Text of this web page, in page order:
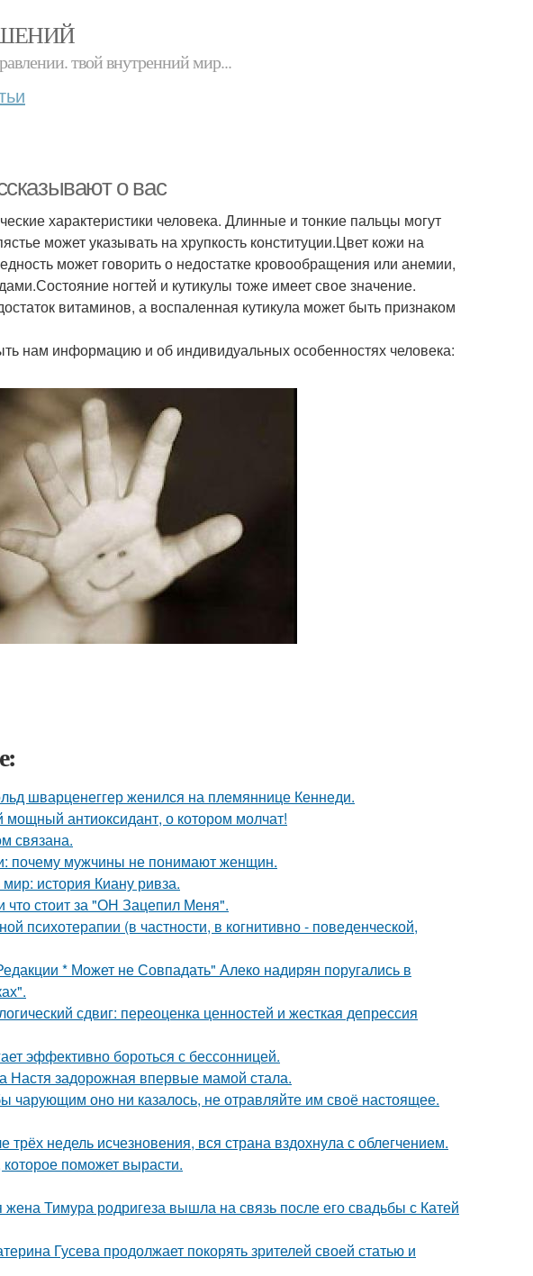
твой внутренний мир...
о вас
характеристики человека. Длинные и тонкие пальцы могут
может указывать на хрупкость конституции.Цвет кожи на
может говорить о недостатке кровообращения или анемии,
ногтей и кутикулы тоже имеет свое значение.
витаминов, а воспаленная кутикула может быть признаком
нам информацию и об индивидуальных особенностях человека:
шварценеггер женился на племяннице Кеннеди.
антиоксидант, о котором молчат!
связана.
почему мужчины не понимают женщин.
история Киану ривза.
стоит за "ОН Зацепил Меня".
психотерапии (в частности, в когнитивно - поведенческой,
* Может не Совпадать" Алеко надирян поругались в
сдвиг: переоценка ценностей и жесткая депрессия
эффективно бороться с бессонницей.
Настя задорожная впервые мамой стала.
чарующим оно ни казалось, не отравляйте им своё настоящее.
недель исчезновения, вся страна вздохнула с облегчением.
поможет вырасти.
Тимура родригеза вышла на связь после его свадьбы с Катей
Гусева продолжает покорять зрителей своей статью и